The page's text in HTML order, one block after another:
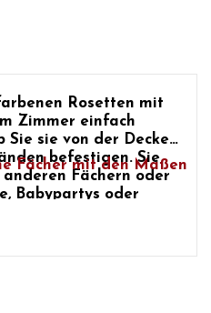
Rosetten mit
Zimmer einfach
Sie sie von der Decke
befestigen. Sie
Fächern oder
Babypartys oder
Fächer mit den Maßen